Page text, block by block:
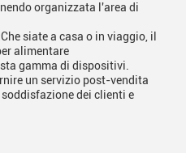
organizzata l'area di
Che siate a casa o in viaggio, il
alimentare
gamma di dispositivi.
un servizio post-vendita
dei clienti e